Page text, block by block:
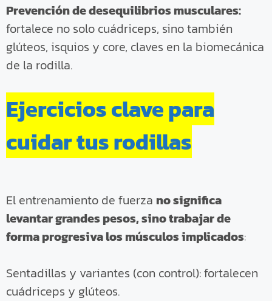
Prevención de desequilibrios musculares:
fortalece no solo cuádriceps, sino también
glúteos, isquios y core, claves en la biomecánica
de la rodilla.
Ejercicios clave para
cuidar tus rodillas
El entrenamiento de fuerza no significa
levantar grandes pesos, sino trabajar de
forma progresiva los músculos implicados:
Sentadillas y variantes (con control): fortalecen
cuádriceps y glúteos.